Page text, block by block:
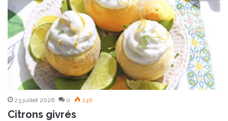
23 juillet 2026 0 246
Citrons givrés